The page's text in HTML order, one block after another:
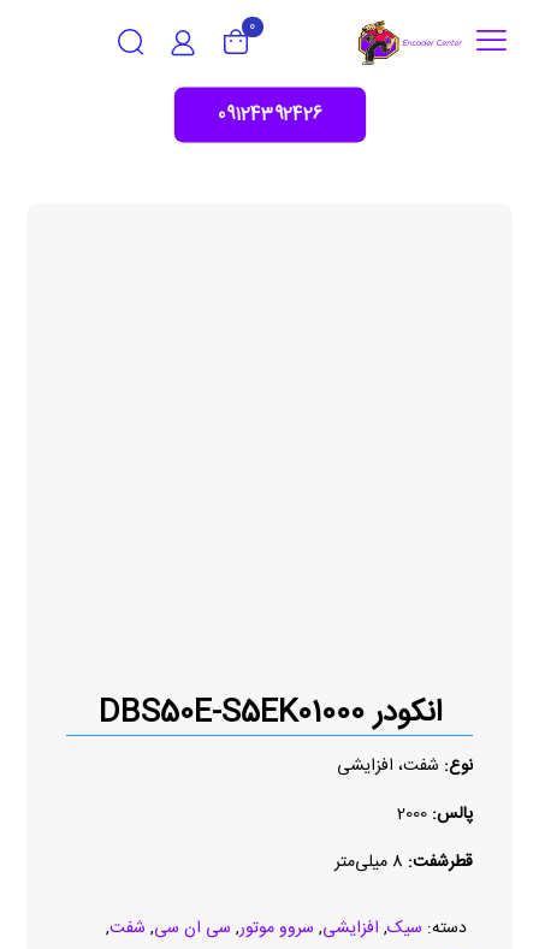
0
09124392426
انکودر DBS50E-S5EK01000
نوع: شفت، افزایشی
پالس:2000
قطرشفت: 8 میلی‌متر
دسته: سیک, افزایشی, سروو موتور, سی ان سی, شفت,